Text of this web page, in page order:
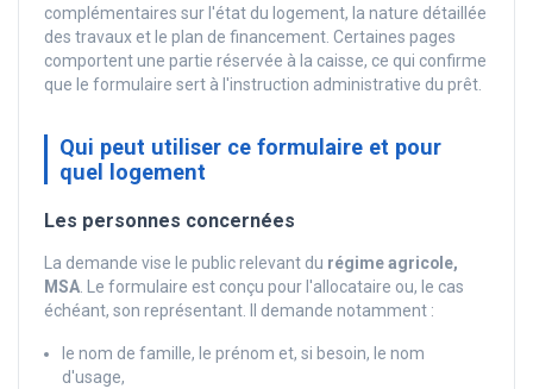
complémentaires sur l'état du logement, la nature détaillée
des travaux et le plan de financement. Certaines pages
comportent une partie réservée à la caisse, ce qui confirme
que le formulaire sert à l'instruction administrative du prêt.
Qui peut utiliser ce formulaire et pour
quel logement
Les personnes concernées
La demande vise le public relevant du régime agricole,
MSA. Le formulaire est conçu pour l'allocataire ou, le cas
échéant, son représentant. Il demande notamment :
le nom de famille, le prénom et, si besoin, le nom
d'usage,